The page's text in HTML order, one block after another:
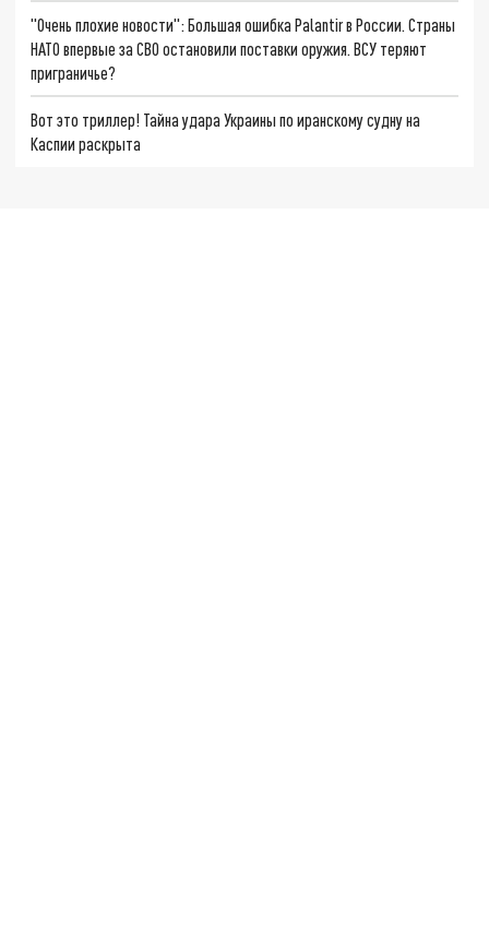
"Очень плохие новости": Большая ошибка Palantir в России. Страны
НАТО впервые за СВО остановили поставки оружия. ВСУ теряют
приграничье?
Вот это триллер! Тайна удара Украины по иранскому судну на
Каспии раскрыта